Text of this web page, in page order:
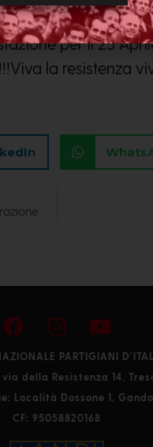
per il 25
la resistenza
PARTIGIANI
della Resistenza 14,
Località Dossone 1,
CF: 95058820168